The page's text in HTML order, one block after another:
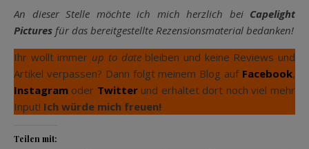
An dieser Stelle möchte ich mich herzlich bei Capelight
Pictures für das bereitgestellte Rezensionsmaterial bedanken!
Ihr wollt immer up to datebleiben und keine Reviews und
Artikel verpassen? Dann folgt meinem Blog auf Facebook,
Instagram oder Twitter und erhaltet dort noch viel mehr
Input! Ich würde mich freuen!
Teilen mit: